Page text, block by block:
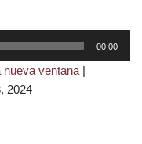
00:00
nueva ventana |
2024